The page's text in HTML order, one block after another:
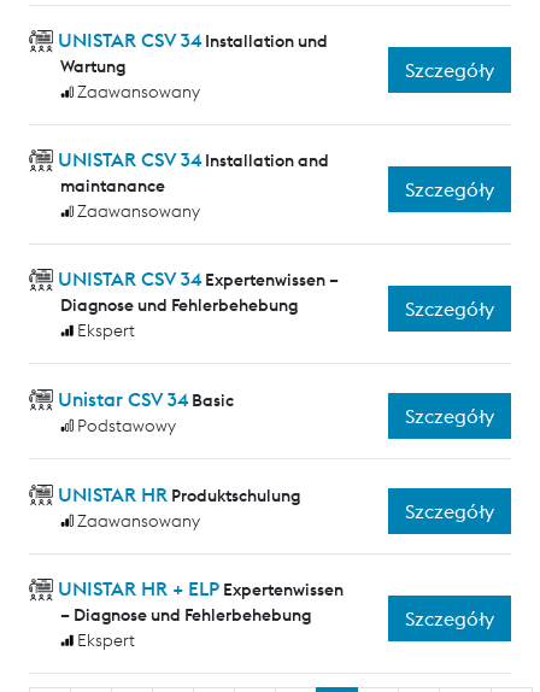
UNISTAR CSV 34 Installation und
Wartung
Zaawansowany
Szczegóły
UNISTAR CSV 34 Installation and
maintanance
Zaawansowany
Szczegóły
UNISTAR CSV 34 Expertenwissen –
Diagnose und Fehlerbehebung
Ekspert
Szczegóły
Unistar CSV 34 Basic
Podstawowy
Szczegóły
UNISTAR HR Produktschulung
Zaawansowany
Szczegóły
UNISTAR HR + ELP Expertenwissen
– Diagnose und Fehlerbehebung
Ekspert
Szczegóły